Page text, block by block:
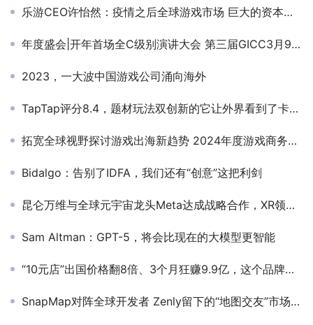
乐游CEO许怡然：疫情之后全球游戏市场 巨大的资本机遇在哪里
年度盛会|开年首场全C级别演讲大会 第三届GICC3月9日相约北京
2023，一大波中国游戏公司涌向海外
TapTap评分8.4，题材玩法双创新的它让外界看到了卡牌品类的新方向
拓宽全球视野探讨游戏出海新趋势 2024年度游戏商务大会圆满举办
Bidalgo：告别了IDFA，我们还有“创意”这把利剑
昆仑万维与全球元宇宙龙头Meta达成战略合作，XR领先技术实力获认可
Sam Altman：GPT-5，将会比现在的大模型更智能
“10元店”出国价格翻8倍、3个月狂赚9.9亿，这个品牌凭什么迎来第二春？
SnapMap对阵全球开发者 Zenly留下的“地图交友”市场谁来补